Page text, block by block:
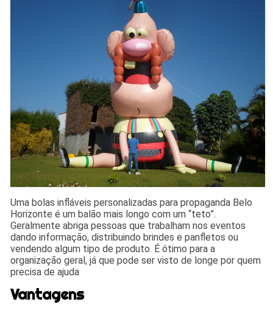
Uma bolas infláveis personalizadas para propaganda Belo
Horizonte é um balão mais longo com um “teto”.
Geralmente abriga pessoas que trabalham nos eventos
dando informação, distribuindo brindes e panfletos ou
vendendo algum tipo de produto. É ótimo para a
organização geral, já que pode ser visto de longe por quem
precisa de ajuda
Vantagens